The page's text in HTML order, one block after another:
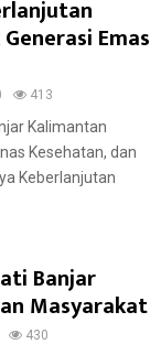
Emas
413
Kalimantan
Kesehatan, dan
Keberlanjutan
Banjar
Masyarakat
430